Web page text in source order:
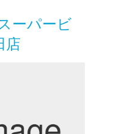
ーパービ
店